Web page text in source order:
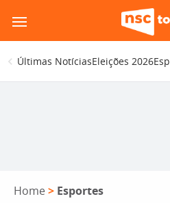
para
o
conteúdo
Últimas NotíciasEleições 2026
Home > Esportes